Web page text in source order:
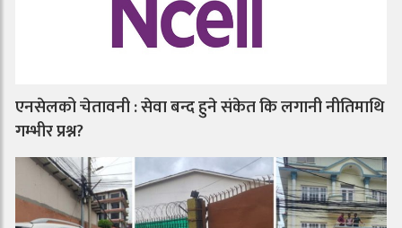
एनसेलको चेतावनी : सेवा बन्द हुने संकेत कि लगानी नीतिमाथि
गम्भीर प्रश्न?